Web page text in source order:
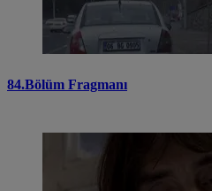
84.Bölüm Fragmanı